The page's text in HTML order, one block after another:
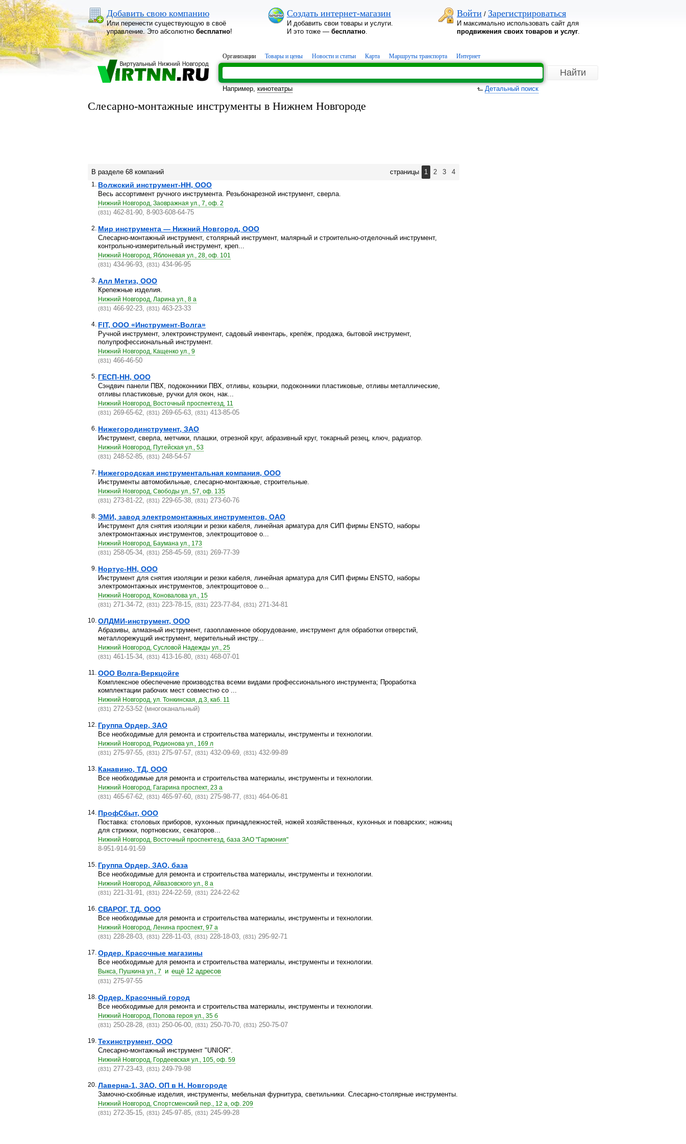
Добавить свою компанию
Или перенести существующую в своё
управление. Это абсолютно бесплатно!
Создать интернет-магазин
И добавить свои товары и услуги.
И это тоже — бесплатно.
Войти / Зарегистрироваться
И максимально использовать сайт для
продвижения своих товаров и услуг.
Организации Товары и цены Новости и статьи Карта Маршруты транспорта Интернет
Например, кинотеатры Детальный поиск
Слесарно-монтажные инструменты в Нижнем Новгороде
В разделе 68 компаний страницы 1 2 3 4
1. Волжский инструмент-НН, ООО
Весь ассортимент ручного инструмента. Резьбонарезной инструмент, сверла.
Нижний Новгород, Заовражная ул., 7, оф. 2
(831) 462-81-90, 8-903-608-64-75
2. Мир инструмента — Нижний Новгород, ООО
Слесарно-монтажный инструмент, столярный инструмент, малярный и строительно-отделочный инструмент,
контрольно-измерительный инструмент, креп...
Нижний Новгород, Яблоневая ул., 28, оф. 101
(831) 434-96-93, (831) 434-96-95
3. Алл Метиз, ООО
Крепежные изделия.
Нижний Новгород, Ларина ул., 8 а
(831) 466-92-23, (831) 463-23-33
4. FIT, ООО «Инструмент-Волга»
Ручной инструмент, электроинструмент, садовый инвентарь, крепёж, продажа, бытовой инструмент,
полупрофессиональный инструмент.
Нижний Новгород, Кащенко ул., 9
(831) 466-46-50
5. ГЕСП-НН, ООО
Сэндвич панели ПВХ, подоконники ПВХ, отливы, козырки, подоконники пластиковые, отливы металлические,
отливы пластиковые, ручки для окон, нак...
Нижний Новгород, Восточный проспектезд, 11
(831) 269-65-62, (831) 269-65-63, (831) 413-85-05
6. Нижегородинструмент, ЗАО
Инструмент, сверла, метчики, плашки, отрезной круг, абразивный круг, токарный резец, ключ, радиатор.
Нижний Новгород, Путейская ул., 53
(831) 248-52-85, (831) 248-54-57
7. Нижегородская инструментальная компания, ООО
Инструменты автомобильные, слесарно-монтажные, строительные.
Нижний Новгород, Свободы ул., 57, оф. 135
(831) 273-81-22, (831) 229-65-38, (831) 273-60-76
8. ЭМИ, завод электромонтажных инструментов, ОАО
Инструмент для снятия изоляции и резки кабеля, линейная арматура для СИП фирмы ENSTO, наборы
электромонтажных инструментов, электрощитовое о...
Нижний Новгород, Баумана ул., 173
(831) 258-05-34, (831) 258-45-59, (831) 269-77-39
9. Нортус-НН, ООО
Инструмент для снятия изоляции и резки кабеля, линейная арматура для СИП фирмы ENSTO, наборы
электромонтажных инструментов, электрощитовое о...
Нижний Новгород, Коновалова ул., 15
(831) 271-34-72, (831) 223-78-15, (831) 223-77-84, (831) 271-34-81
10. ОЛДМИ-инструмент, ООО
Абразивы, алмазный инструмент, газопламенное оборудование, инструмент для обработки отверстий,
металлорежущий инструмент, мерительный инстру...
Нижний Новгород, Сусловой Надежды ул., 25
(831) 461-15-34, (831) 413-16-80, (831) 468-07-01
11. ООО Волга-Веркцойге
Комплексное обеспечение производства всеми видами профессионального инструмента; Проработка
комплектации рабочих мест совместно со ...
Нижний Новгород, ул. Тонкинская, д.3, каб. 11
(831) 272-53-52 (многоканальный)
12. Группа Ордер, ЗАО
Все необходимые для ремонта и строительства материалы, инструменты и технологии.
Нижний Новгород, Родионова ул., 169 л
(831) 275-97-55, (831) 275-97-57, (831) 432-09-69, (831) 432-99-89
13. Канавино, ТД, ООО
Все необходимые для ремонта и строительства материалы, инструменты и технологии.
Нижний Новгород, Гагарина проспект, 23 а
(831) 465-67-62, (831) 465-97-60, (831) 275-98-77, (831) 464-06-81
14. ПрофСбыт, ООО
Поставка: столовых приборов, кухонных принадлежностей, ножей хозяйственных, кухонных и поварских; ножниц
для стрижки, портновских, секаторов...
Нижний Новгород, Восточный проспектезд, база ЗАО "Гармония"
8-951-914-91-59
15. Группа Ордер, ЗАО, база
Все необходимые для ремонта и строительства материалы, инструменты и технологии.
Нижний Новгород, Айвазовского ул., 8 а
(831) 221-31-91, (831) 224-22-59, (831) 224-22-62
16. СВАРОГ, ТД, ООО
Все необходимые для ремонта и строительства материалы, инструменты и технологии.
Нижний Новгород, Ленина проспект, 97 а
(831) 228-28-03, (831) 228-11-03, (831) 228-18-03, (831) 295-92-71
17. Ордер. Красочные магазины
Все необходимые для ремонта и строительства материалы, инструменты и технологии.
Выкса, Пушкина ул., 7 и ещё 12 адресов
(831) 275-97-55
18. Ордер. Красочный город
Все необходимые для ремонта и строительства материалы, инструменты и технологии.
Нижний Новгород, Попова героя ул., 35 б
(831) 250-28-28, (831) 250-06-00, (831) 250-70-70, (831) 250-75-07
19. Техинструмент, ООО
Слесарно-монтажный инструмент "UNIOR".
Нижний Новгород, Гордеевская ул., 105, оф. 59
(831) 277-23-43, (831) 249-79-98
20. Лаверна-1, ЗАО, ОП в Н. Новгороде
Замочно-скобяные изделия, инструменты, мебельная фурнитура, светильники. Слесарно-столярные инструменты.
Нижний Новгород, Спортсменский пер., 12 а, оф. 209
(831) 272-35-15, (831) 245-97-85, (831) 245-99-28